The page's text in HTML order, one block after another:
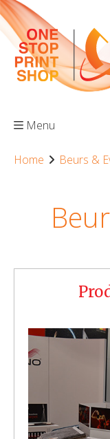
Menu
Home Beurs &